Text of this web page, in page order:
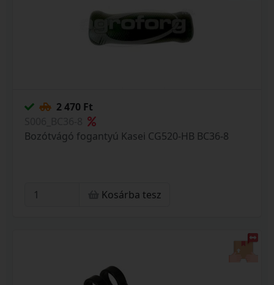
2 470 Ft
Bozótvágó fogantyú Kasei CG520-HB BC36-8
Kosárba tesz